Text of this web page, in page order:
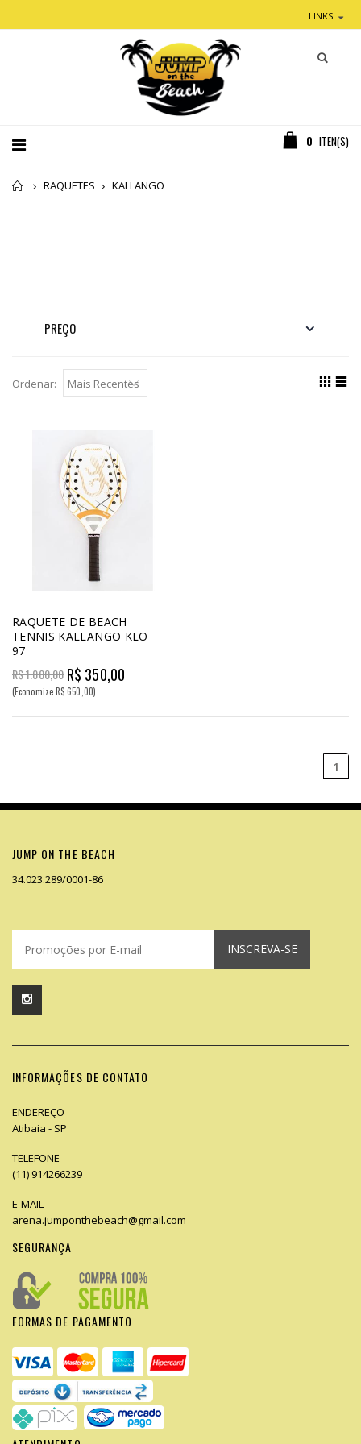
LINKS
0 ITEN(S)
Home
RAQUETES KALLANGO
PREÇO
Ordenar:
RAQUETE DE BEACH
TENNIS KALLANGO KLO
97
R$ 1.000,00 R$ 350,00
(Economize R$ 650,00)
1
JUMP ON THE BEACH
34.023.289/0001-86
INSCREVA-SE
INFORMAÇÕES DE CONTATO
ENDEREÇO
Atibaia - SP
TELEFONE
(11) 914266239
E-MAIL
arena.jumponthebeach@gmail.com
SEGURANÇA
FORMAS DE PAGAMENTO